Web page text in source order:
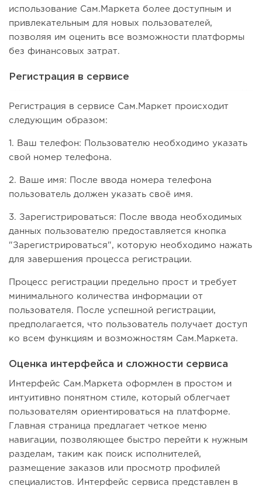
использование Сам.Маркета более доступным и
привлекательным для новых пользователей,
позволяя им оценить все возможности платформы
без финансовых затрат.
Регистрация в сервисе
Регистрация в сервисе Сам.Маркет происходит
следующим образом:
1. Ваш телефон: Пользователю необходимо указать
свой номер телефона.
2. Ваше имя: После ввода номера телефона
пользователь должен указать своё имя.
3. Зарегистрироваться: После ввода необходимых
данных пользователю предоставляется кнопка
"Зарегистрироваться", которую необходимо нажать
для завершения процесса регистрации.
Процесс регистрации предельно прост и требует
минимального количества информации от
пользователя. После успешной регистрации,
предполагается, что пользователь получает доступ
ко всем функциям и возможностям Сам.Маркета.
Оценка интерфейса и сложности сервиса
Интерфейс Сам.Маркета оформлен в простом и
интуитивно понятном стиле, который облегчает
пользователям ориентироваться на платформе.
Главная страница предлагает четкое меню
навигации, позволяющее быстро перейти к нужным
разделам, таким как поиск исполнителей,
размещение заказов или просмотр профилей
специалистов. Интерфейс сервиса представлен в